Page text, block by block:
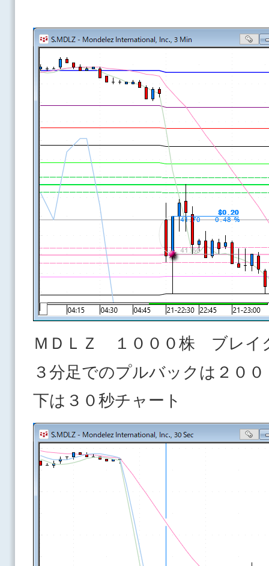
ＭＤＬＺ １０００株 ブレイ
３分足でのプルバックは２０
下は３０秒チャート